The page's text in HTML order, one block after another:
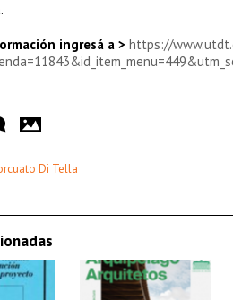
.
ingresá a > https://
Di Tella